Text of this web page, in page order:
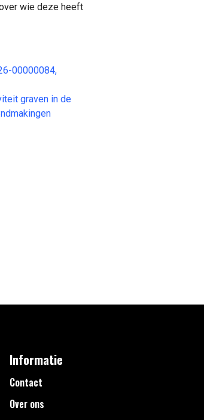
wie deze heeft
00000084,
graven in de
Informatie
Contact
Over ons